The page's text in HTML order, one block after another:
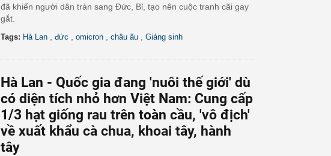
đã khiến người dân tràn sang Đức, Bỉ, tạo nên cuộc tranh cãi gay
gắt.
Tags: Hà Lan đức omicron châu âu Giáng sinh
Hà Lan - Quốc gia đang 'nuôi thế giới' dù
có diện tích nhỏ hơn Việt Nam: Cung cấp
1/3 hạt giống rau trên toàn cầu, 'vô địch'
về xuất khẩu cà chua, khoai tây, hành
tây